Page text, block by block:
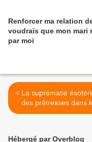
Renforcer ma relation
voudrais que mon mari
par moi
< La suprématie ésotérique
des prêtresses dans
rituels amoureux
Hébergé par Overblog